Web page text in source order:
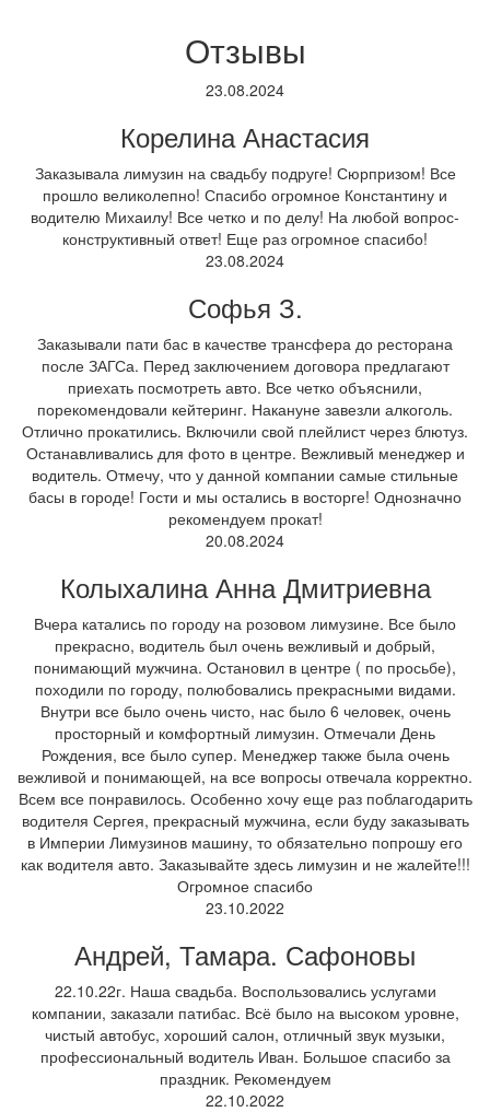
Отзывы
23.08.2024
Корелина Анастасия
Заказывала лимузин на свадьбу подруге! Сюрпризом! Все
прошло великолепно! Спасибо огромное Константину и
водителю Михаилу! Все четко и по делу! На любой вопрос-
конструктивный ответ! Еще раз огромное спасибо!
23.08.2024
Софья З.
Заказывали пати бас в качестве трансфера до ресторана
после ЗАГСа. Перед заключением договора предлагают
приехать посмотреть авто. Все четко объяснили,
порекомендовали кейтеринг. Накануне завезли алкоголь.
Отлично прокатились. Включили свой плейлист через блютуз.
Останавливались для фото в центре. Вежливый менеджер и
водитель. Отмечу, что у данной компании самые стильные
басы в городе! Гости и мы остались в восторге! Однозначно
рекомендуем прокат!
20.08.2024
Колыхалина Анна Дмитриевна
Вчера катались по городу на розовом лимузине. Все было
прекрасно, водитель был очень вежливый и добрый,
понимающий мужчина. Остановил в центре ( по просьбе),
походили по городу, полюбовались прекрасными видами.
Внутри все было очень чисто, нас было 6 человек, очень
просторный и комфортный лимузин. Отмечали День
Рождения, все было супер. Менеджер также была очень
вежливой и понимающей, на все вопросы отвечала корректно.
Всем все понравилось. Особенно хочу еще раз поблагодарить
водителя Сергея, прекрасный мужчина, если буду заказывать
в Империи Лимузинов машину, то обязательно попрошу его
как водителя авто. Заказывайте здесь лимузин и не жалейте!!!
Огромное спасибо
23.10.2022
Андрей, Тамара. Сафоновы
22.10.22г. Наша свадьба. Воспользовались услугами
компании, заказали патибас. Всё было на высоком уровне,
чистый автобус, хороший салон, отличный звук музыки,
профессиональный водитель Иван. Большое спасибо за
праздник. Рекомендуем
22.10.2022